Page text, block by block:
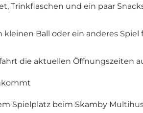
Trinkflaschen und ein paar
Ball oder ein anderes Spiel
die aktuellen Öffnungszeiten
Spielplatz beim Skamby